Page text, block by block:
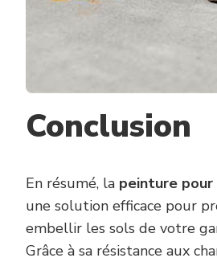
Conclusion
En résumé, la peinture
une solution efficace pour
embellir les sols de votre
Grâce à sa résistance aux